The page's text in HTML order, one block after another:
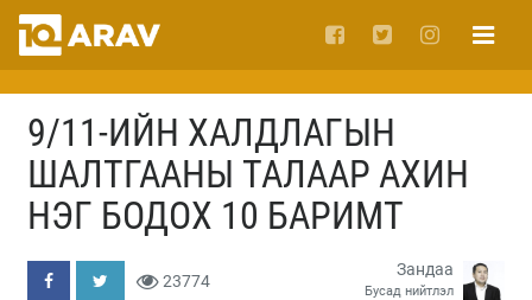
9/11-ИЙН ХАЛДЛАГЫН
ШАЛТГААНЫ ТАЛААР АХИН
НЭГ БОДОХ 10 БАРИМТ
23774
Зандаа
Бусад нийтлэл